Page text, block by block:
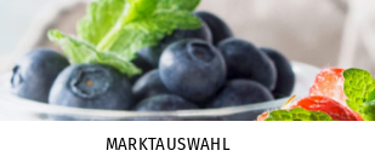
MARKTAUSWAHL